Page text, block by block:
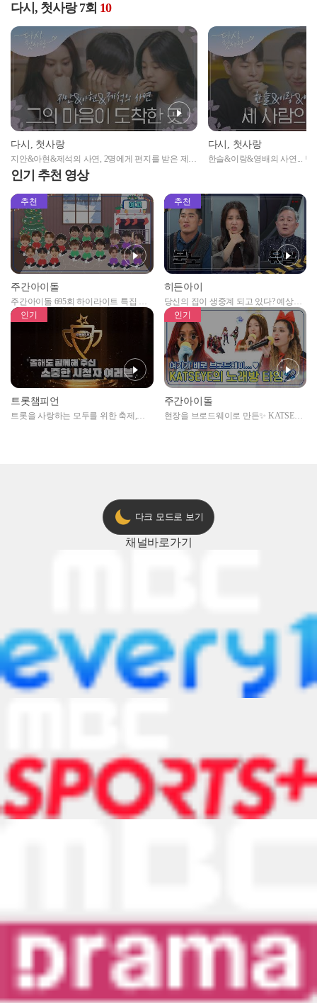
다시, 첫사랑 7회 10
다시, 첫사랑
지안&아현&제석의 사연, 2명에게 편지를 받은 제석
이의 마음은? l #다시첫사랑 l #MBCevery1 l
#DearMyFirstLove l EP.7
다시, 첫사랑
한슬&이랑&영배의 사연... 난
인기 추천 영상
추천
주간아이돌
주간아이돌 695회 하이라이트 특집 남
자아이돌편 예고
추천
히든아이
당신의 집이 생중계 되고 있다? 예상치
못한 곳에서 일어나는 불법촬영 범죄!
인기
트롯챔피언
트롯을 사랑하는 모두를 위한 축제,
인기
주간아이돌
현장을 브로드웨이로 만든✨ KATSEYE
다크 모드로 보기
채널바로가기